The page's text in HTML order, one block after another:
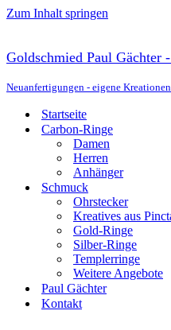
Zum Inhalt springen
Goldschmied Paul Gächter
Neuanfertigungen - eigene
Startseite
Carbon-Ringe
Damen
Herren
Anhänger
Schmuck
Ohrstecker
Kreatives aus
Gold-Ringe
Silber-Ringe
Templerringe
Weitere Angebote
Paul Gächter
Kontakt